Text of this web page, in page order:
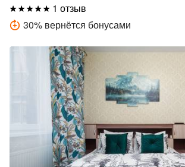
1 отзыв
30% вернётся бонусами